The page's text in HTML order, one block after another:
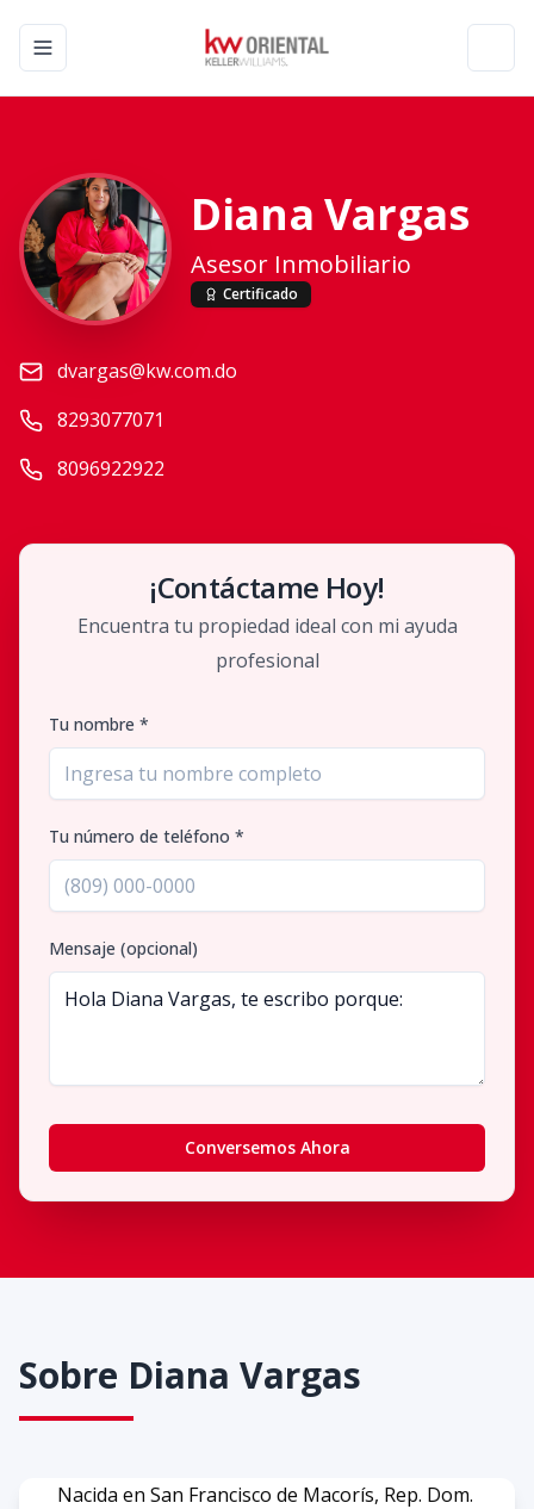
Toggle navigation menu
Diana Vargas
Asesor Inmobiliario
Certificado
dvargas@kw.com.do
8293077071
8096922922
¡Contáctame Hoy!
Encuentra tu propiedad ideal con mi ayuda
profesional
Tu nombre *
Tu número de teléfono *
Mensaje (opcional)
Conversemos Ahora
Sobre Diana Vargas
Nacida en San Francisco de Macorís, Rep. Dom.